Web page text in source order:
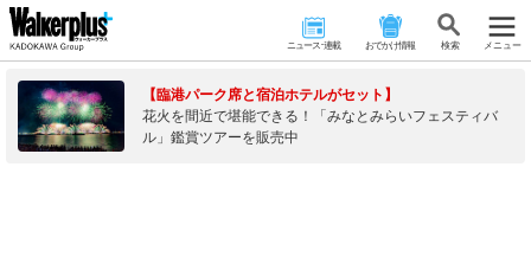
ニュース･連載 おでかけ情報 検 索 メニュー
【臨港パーク席と宿泊ホテルがセット】
花火を間近で堪能できる！「みなとみらいフェスティバ
ル」鑑賞ツアーを販売中